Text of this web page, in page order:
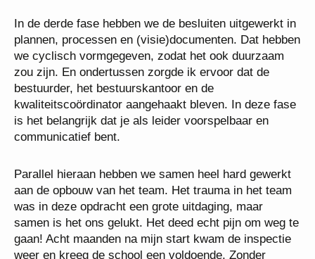
In de derde fase hebben we de besluiten uitgewerkt in
plannen, processen en (visie)documenten. Dat hebben
we cyclisch vormgegeven, zodat het ook duurzaam
zou zijn. En ondertussen zorgde ik ervoor dat de
bestuurder, het bestuurskantoor en de
kwaliteitscoördinator aangehaakt bleven. In deze fase
is het belangrijk dat je als leider voorspelbaar en
communicatief bent.
Parallel hieraan hebben we samen heel hard gewerkt
aan de opbouw van het team. Het trauma in het team
was in deze opdracht een grote uitdaging, maar
samen is het ons gelukt. Het deed echt pijn om weg te
gaan! Acht maanden na mijn start kwam de inspectie
weer en kreeg de school een voldoende. Zonder